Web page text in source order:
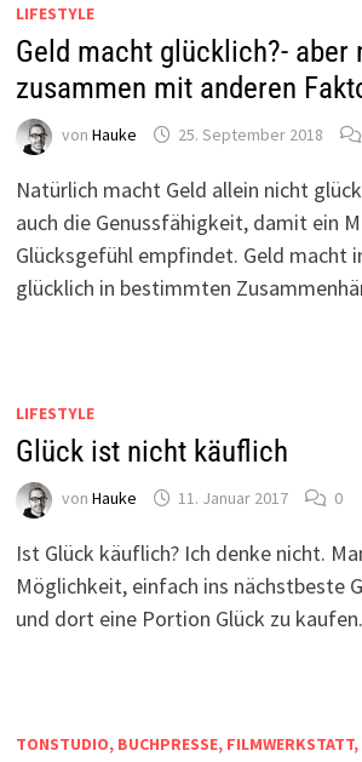
LIFESTYLE
Geld macht glücklich?- aber
zusammen mit anderen
von Hauke 25. September 2018
Natürlich macht Geld allein nicht
auch die Genussfähigkeit, damit ein
Glücksgefühl empfindet. Geld macht
glücklich in bestimmten
LIFESTYLE
Glück ist nicht käuflich
von Hauke 11. Januar 2017 0
Ist Glück käuflich? Ich denke nicht.
Möglichkeit, einfach ins nächstbeste
und dort eine Portion Glück zu
TONSTUDIO, BUCHPRESSE, FILMWERKSTATT,